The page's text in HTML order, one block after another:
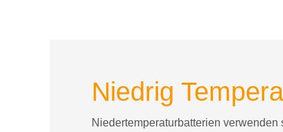
Niedrig
Niedertemperaturbatterien